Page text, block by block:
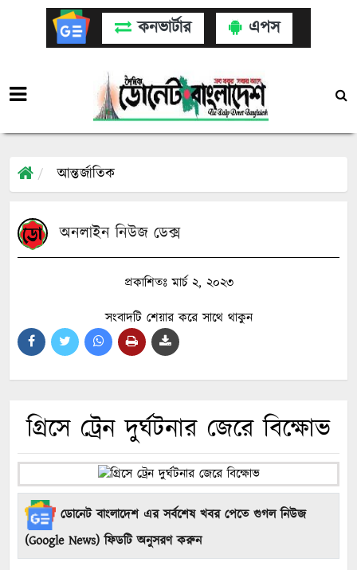
কনভার্টার এপস
আন্তর্জাতিক
অনলাইন নিউজ ডেক্স
প্রকাশিতঃ মার্চ ২, ২০২৩
সংবাদটি শেয়ার করে সাথে থাকুন
গ্রিসে ট্রেন দুর্ঘটনার জেরে বিক্ষোভ
ডোনেট বাংলাদেশ এর সর্বশেষ খবর পেতে গুগল নিউজ
(Google News) ফিডটি অনুসরণ করুন